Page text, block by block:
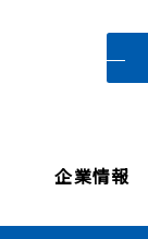
企業情報